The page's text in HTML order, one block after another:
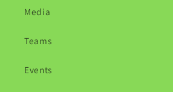
Media
Teams
Events